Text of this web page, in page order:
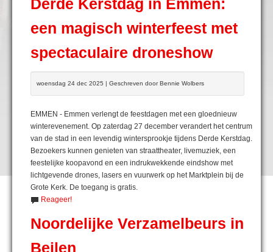
Derde Kerstdag in Emmen:
een magisch winterfeest met
spectaculaire droneshow
woensdag 24 dec 2025 | Geschreven door Bennie Wolbers
EMMEN - Emmen verlengt de feestdagen met een gloednieuw
winterevenement. Op zaterdag 27 december verandert het centrum
van de stad in een levendig wintersprookje tijdens Derde Kerstdag.
Bezoekers kunnen genieten van straattheater, livemuziek, een
feestelijke koopavond en een indrukwekkende eindshow met
lichtgevende drones, lasers en vuurwerk op het Marktplein bij de
Grote Kerk. De toegang is gratis.
Reageer!
Noordelijke Verzamelbeurs in
Beilen